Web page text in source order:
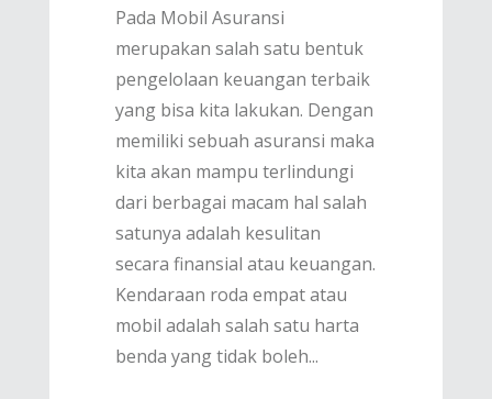
Pada Mobil Asuransi
merupakan salah satu bentuk
pengelolaan keuangan terbaik
yang bisa kita lakukan. Dengan
memiliki sebuah asuransi maka
kita akan mampu terlindungi
dari berbagai macam hal salah
satunya adalah kesulitan
secara finansial atau keuangan.
Kendaraan roda empat atau
mobil adalah salah satu harta
benda yang tidak boleh...